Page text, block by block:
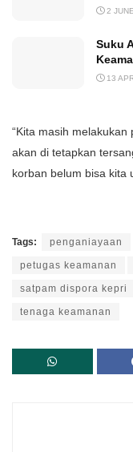
2
Suku
13
“Kita masih
akan di tetapkan
korban belum bisa kita
Tags: penganiayaan
petugas keamanan
satpam dispora kepri
tenaga keamanan